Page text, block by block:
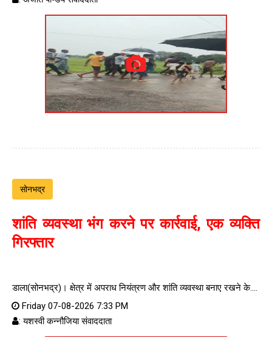
सोनभद्र
शांति व्यवस्था भंग करने पर कार्रवाई, एक व्यक्ति
गिरफ्तार
डाला(सोनभद्र)। क्षेत्र में अपराध नियंत्रण और शांति व्यवस्था बनाए रखने के....
Friday 07-08-2026 7:33 PM
: यशस्वी कन्नौजिया संवाददाता